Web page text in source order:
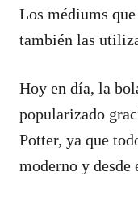
Los médiums
también las
Hoy en día, la
popularizado
Potter, ya que
moderno y desde